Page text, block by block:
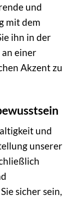
und
mit dem
ihn in der
an einer
Akzent zu
und
unserer
sicher sein,